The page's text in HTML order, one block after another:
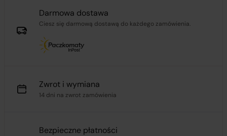
Darmowa dostawa
Ciesz się darmową dostawą do każdego zamówienia.
Zwrot i wymiana
14 dni na zwrot zamówienia
Bezpieczne płatności